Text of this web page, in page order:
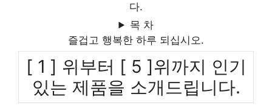
다.
목 차
즐겁고 행복한 하루 되십시오.
[ 1 ] 위부터 [ 5 ]위까지 인기
있는 제품을 소개드립니다.